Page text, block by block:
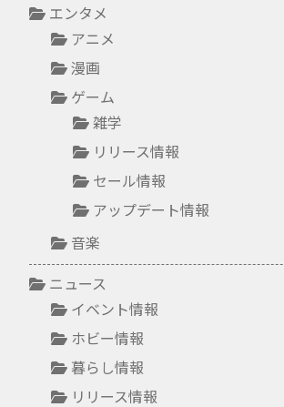
エンタメ
アニメ
漫画
ゲーム
雑学
リリース情報
セール情報
アップデート情報
音楽
ニュース
イベント情報
ホビー情報
暮らし情報
リリース情報